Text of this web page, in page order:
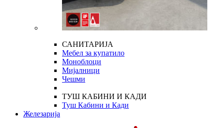
САНИТАРИЈА
Мебел за купатило
Моноблоци
Мијалници
Чешми
ТУШ КАБИНИ И КАДИ
Туш Кабини и Кади
Железарија